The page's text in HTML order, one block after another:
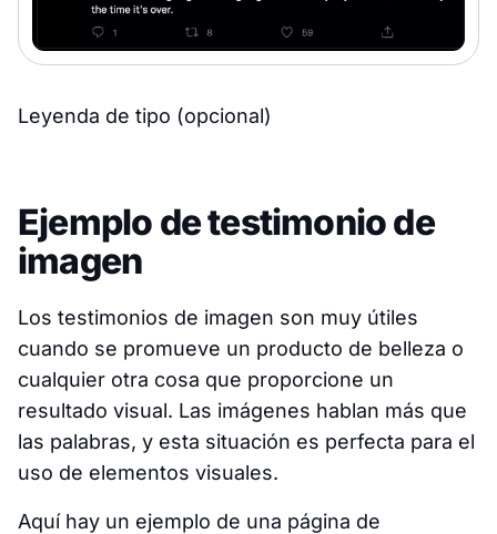
Leyenda de tipo (opcional)
Ejemplo de testimonio de
imagen
Los testimonios de imagen son muy útiles
cuando se promueve un producto de belleza o
cualquier otra cosa que proporcione un
resultado visual. Las imágenes hablan más que
las palabras, y esta situación es perfecta para el
uso de elementos visuales.
Aquí hay un ejemplo de una página de